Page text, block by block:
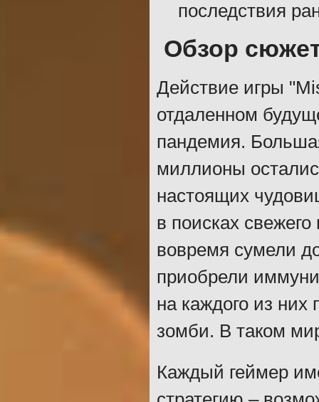
последствия
Обзор
Действие игры
отдаленном
пандемия.
миллионы
настоящих
в поисках
вовремя сумели
приобрели
на каждого из них
зомби. В таком
Каждый геймер